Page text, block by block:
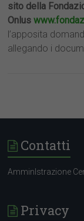
sito della
Onlus
l’apposita
allegando i
Contatti
AmminIstrazione
Privacy